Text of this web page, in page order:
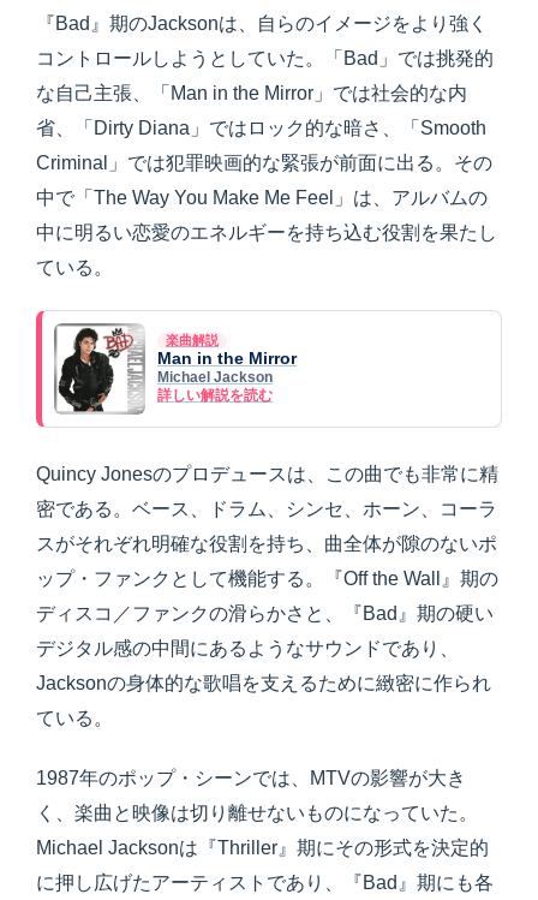
『Bad』期のJacksonは、自らのイメージをより強く
コントロールしようとしていた。「Bad」では挑発的
な自己主張、「Man in the Mirror」では社会的な内
省、「Dirty Diana」ではロック的な暗さ、「Smooth
Criminal」では犯罪映画的な緊張が前面に出る。その
中で「The Way You Make Me Feel」は、アルバムの
中に明るい恋愛のエネルギーを持ち込む役割を果たし
ている。
楽曲解説
Man in the Mirror
Michael Jackson
詳しい解説を読む
Quincy Jonesのプロデュースは、この曲でも非常に精
密である。ベース、ドラム、シンセ、ホーン、コーラ
スがそれぞれ明確な役割を持ち、曲全体が隙のないポ
ップ・ファンクとして機能する。『Off the Wall』期の
ディスコ／ファンクの滑らかさと、『Bad』期の硬い
デジタル感の中間にあるようなサウンドであり、
Jacksonの身体的な歌唱を支えるために緻密に作られ
ている。
1987年のポップ・シーンでは、MTVの影響が大き
く、楽曲と映像は切り離せないものになっていた。
Michael Jacksonは『Thriller』期にその形式を決定的
に押し広げたアーティストであり、『Bad』期にも各